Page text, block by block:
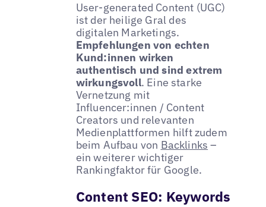
User-generated Content (UGC)
ist der heilige Gral des
digitalen Marketings.
Empfehlungen von echten
Kund:innen wirken
authentisch und sind extrem
wirkungsvoll. Eine starke
Vernetzung mit
Influencer:innen / Content
Creators und relevanten
Medienplattformen hilft zudem
beim Aufbau von Backlinks –
ein weiterer wichtiger
Rankingfaktor für Google.
Content SEO: Keywords